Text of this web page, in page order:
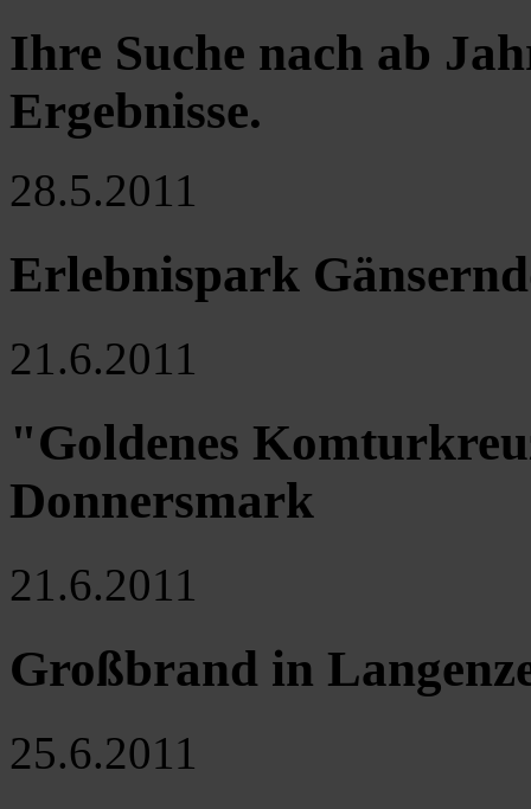
Ihre Suche nach ab
Ergebnisse.
28.5.2011
Erlebnispark
21.6.2011
"Goldenes
Donnersmark
21.6.2011
Großbrand in
25.6.2011